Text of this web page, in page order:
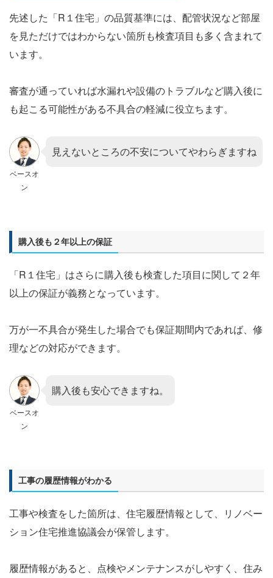
先述した「R１住宅」の品質基準には、配管状況など部屋
を見ただけではわからない箇所も検査項目も多く含まれて
います。
審査が通っていれば水漏れや設備のトラブルなど購入後に
も起こる可能性がある不具合の軽減に役立ちます。
ベースオ
ン
見えないところの不安についてやわらぎますね
購入後も２年以上の保証
「R１住宅」はさらに購入後も検査した項目に関して２年
以上の保証が義務となっています。
万が一不具合が発生した場合でも保証期間内であれば、修
理などの対応ができます。
ベースオ
ン
購入後も安心できますね。
工事の履歴情報がわかる
工事や検査をした箇所は、住宅履歴情報として、リノベー
ション住宅推進協議会が保管します。
履歴情報があると、点検やメンテナンスがしやすく、住み